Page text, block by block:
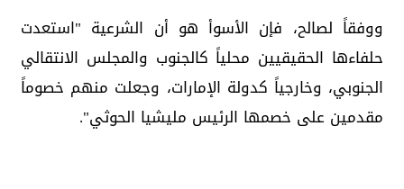
ووفقاً لصالح، فإن الأسوأ هو أن الشرعية "استعدت
حلفاءها الحقيقيين محلياً كالجنوب والمجلس الانتقالي
الجنوبي، وخارجياً كدولة الإمارات، وجعلت منهم خصوماً
مقدمين على خصمها الرئيس مليشيا الحوثي".